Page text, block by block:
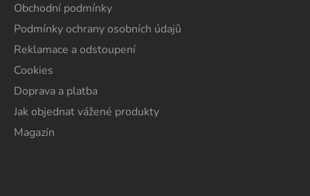
Obchodní podmínky
Podmínky ochrany osobních údajů
Reklamace a odstoupení
Cookies
Doprava a platba
Jak objednat vážené produkty
Magazín